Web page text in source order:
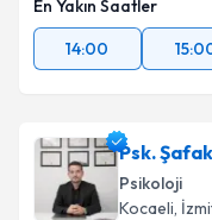
En Yakın Saatler
14:00
Psk.
Psikoloji
Kocaeli,